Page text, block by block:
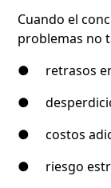
Cuando el
problemas no
● retrasos
●
● costos
● riesgo